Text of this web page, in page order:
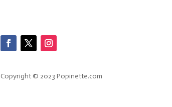
Copyright © 2023 Popinette.com